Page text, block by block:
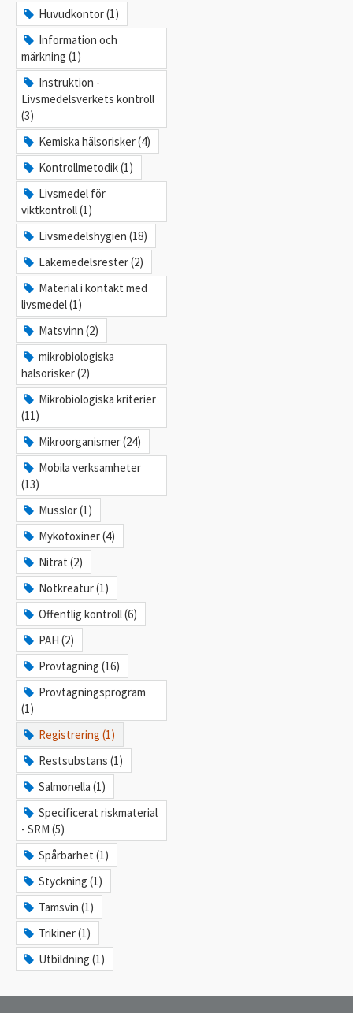
Huvudkontor (1)
Information och
märkning (1)
Instruktion -
Livsmedelsverkets kontroll
(3)
Kemiska hälsorisker (4)
Kontrollmetodik (1)
Livsmedel för
viktkontroll (1)
Livsmedelshygien (18)
Läkemedelsrester (2)
Material i kontakt med
livsmedel (1)
Matsvinn (2)
mikrobiologiska
hälsorisker (2)
Mikrobiologiska kriterier
(11)
Mikroorganismer (24)
Mobila verksamheter
(13)
Musslor (1)
Mykotoxiner (4)
Nitrat (2)
Nötkreatur (1)
Offentlig kontroll (6)
PAH (2)
Provtagning (16)
Provtagningsprogram
(1)
Registrering (1)
Restsubstans (1)
Salmonella (1)
Specificerat riskmaterial
- SRM (5)
Spårbarhet (1)
Styckning (1)
Tamsvin (1)
Trikiner (1)
Utbildning (1)